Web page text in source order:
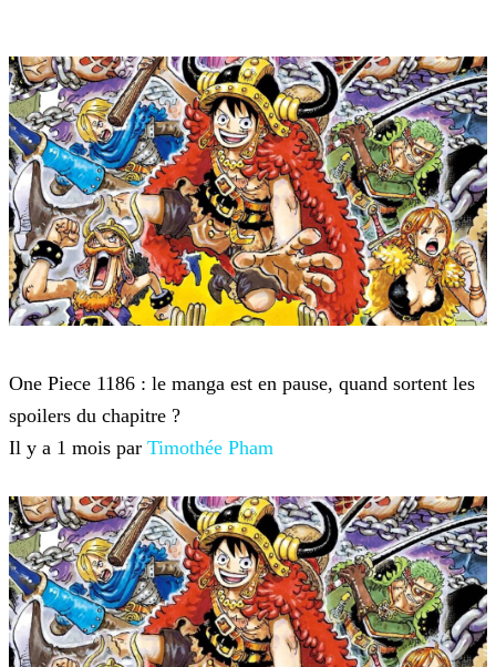
One Piece 1186 : le manga est en pause, quand sortent les
spoilers du chapitre ?
Il y a 1 mois par Timothée Pham